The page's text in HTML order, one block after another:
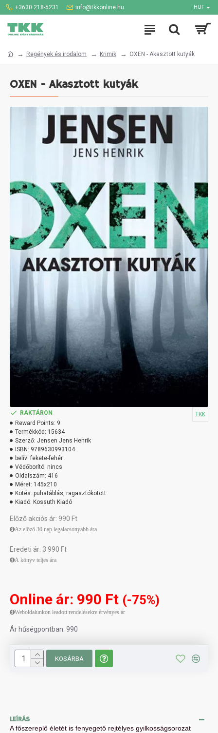
+3630 218-5231 info@tkkonline.hu HUF
Regények és irodalom Krimik OXEN - Akasztott kutyák
OXEN - Akasztott kutyák
RAKTÁRON
Reward Points: 9
Termékkód: 15634
Szerző: Jensen Jens Henrik
ISBN: 9789630993104
belív: fekete-fehér
Védőborító: nincs
Oldalszám: 416
Méret: 145x210
Kötés: puhatáblás, ragasztókötött
Kiadó: Kossuth Kiadó
TKK
Előző akciós ár: 990 Ft
Az előző 30 nap legalacsonyabb ára
Eredeti ár: 3 990 Ft
A könyv teljes ára
Online ár: 990 Ft (-75%)
Weboldalunkon leadott rendelésekre érvényes ár
Ár hűségpontban: 990
KOSÁRBA
LEÍRÁS
A főszereplő életét is fenyegető rejtélyes gyilkosságsorozat